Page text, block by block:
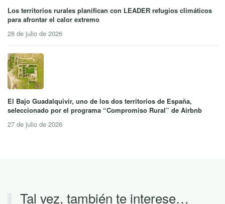
Los territorios rurales planifican con LEADER refugios climáticos
para afrontar el calor extremo
28 de julio de 2026
El Bajo Guadalquivir, uno de los dos territorios de España,
seleccionado por el programa “Compromiso Rural” de Airbnb
27 de julio de 2026
Tal vez, también te interese…